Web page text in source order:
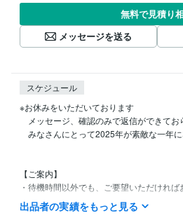
無料で見積り
メッセージを送る
スケジュール
※お休みをいただいております
メッセージ、確認のみで返信ができてお
みなさんにとって2025年が素敵な一年
【ご案内】
・待機時間以外でも、ご要望いただけれ
お気軽にサービスページ「出品者への質
※通常DMの場合、確認が遅くなることが
出品者の実績をもっと見る